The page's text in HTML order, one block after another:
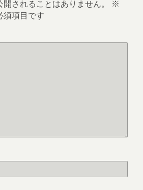
されることはありません。
※
須項目です